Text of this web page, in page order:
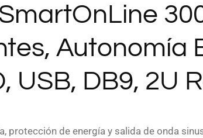
Autonomía
USB, DB9, 2U
protección de energía y salida de onda